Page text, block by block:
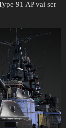
91 AP vai ser